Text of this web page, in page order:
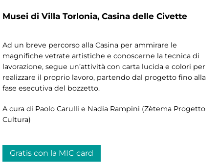
Musei di Villa Torlonia, Casina delle Civette
Ad un breve percorso alla Casina per ammirare le
magnifiche vetrate artistiche e conoscerne la tecnica di
lavorazione, segue un’attività con carta lucida e colori per
realizzare il proprio lavoro, partendo dal progetto fino alla
fase esecutiva del bozzetto.
A cura di Paolo Carulli e Nadia Rampini (Zètema Progetto
Cultura)
Gratis con la MIC card